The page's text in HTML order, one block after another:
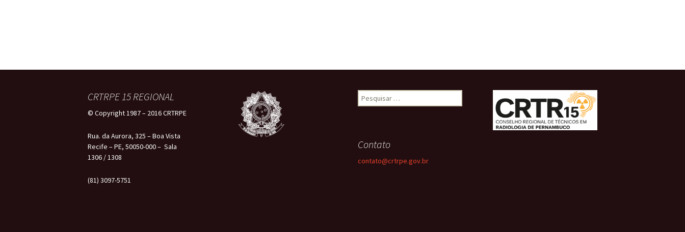
CRTRPE 15 REGIONAL
© Copyright 1987 – 2016 CRTRPE
Rua. da Aurora, 325 – Boa Vista
Recife – PE, 50050-000 – Sala
1306 / 1308
(81) 3097-5751
Pesquisar
por:
Contato
contato@crtrpe.gov.br